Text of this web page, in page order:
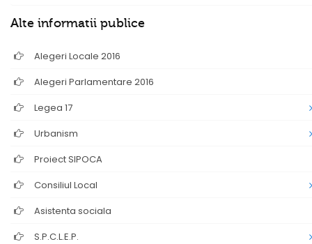
Alte informatii publice
Alegeri Locale 2016
Alegeri Parlamentare 2016
Legea 17
Urbanism
Proiect SIPOCA
Consiliul Local
Asistenta sociala
S.P.C.L.E.P.